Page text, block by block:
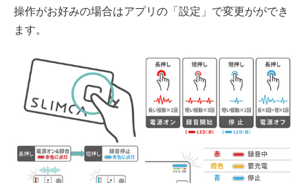
操作がお好みの場合はアプリの「設定」で変更がができ
ます。